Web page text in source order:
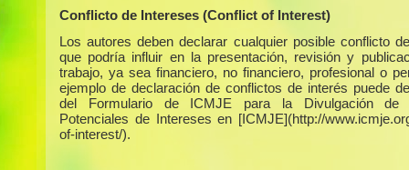
Conflicto de Intereses (Conflict of Interest)
Los autores deben declarar cualquier posible conflicto
que podría influir en la presentación, revisión y
trabajo, ya sea financiero, no financiero, profesional o
ejemplo de declaración de conflictos de interés puede
del Formulario de ICMJE para la Divulgación de
Potenciales de Intereses en [ICMJE](http://
of-interest/).